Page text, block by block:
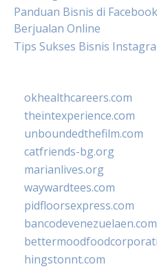
Panduan Bisnis di
Berjualan Online
Tips Sukses Bisnis
okhealthcareers.com
theintexperience.com
unboundedthefilm.com
catfriends-bg.org
marianlives.org
waywardtees.com
pidfloorsexpress.com
bancodevenezuelaen.com
hingstonnt.com